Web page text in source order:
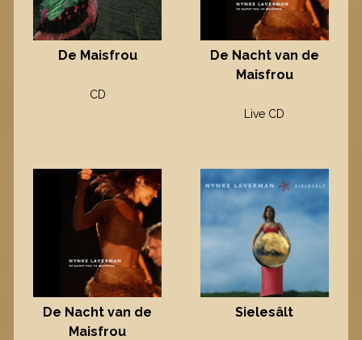
De Maisfrou
CD
De Nacht van de
Maisfrou
Live CD
De Nacht van de
Maisfrou
Sielesâlt